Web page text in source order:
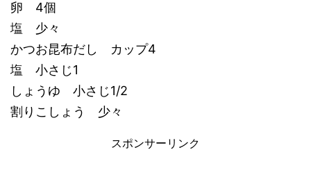
卵 4個
塩 少々
かつお昆布だし カップ4
塩 小さじ1
しょうゆ 小さじ1/2
割りこしょう 少々
スポンサーリンク